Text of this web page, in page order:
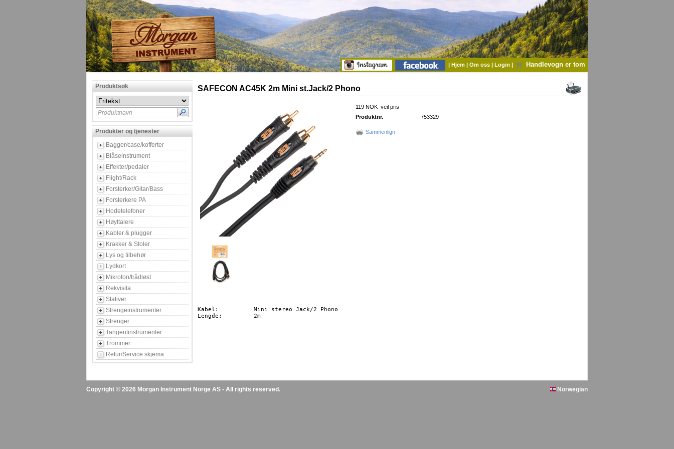
| Hjem | Om oss | Login | Handlevogn er tom
Produktsøk
Produktnavn
Produkter og tjenester
Bagger/case/kofferter
Blåseinstrument
Effekter/pedaler
Flight/Rack
Forsterker/Gitar/Bass
Forsterkere PA
Hodetelefoner
Høyttalere
Kabler & plugger
Krakker & Stoler
Lys og tilbehør
Lydkort
Mikrofon/trådløst
Rekvisita
Stativer
Strengeinstrumenter
Strenger
Tangentinstrumenter
Trommer
Retur/Service skjema
SAFECON AC45K 2m Mini st.Jack/2 Phono
119 NOK veil pris
Produktnr.
753329
Sammenlign
Kabel:		Mini stereo Jack/2 Phono
Lengde:		2m
Copyright © 2026 Morgan Instrument Norge AS - All rights reserved. Norwegian